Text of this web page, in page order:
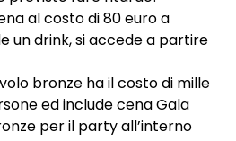
al costo di 80 euro a
un drink, si accede a partire
bronze ha il costo di mille
ed include cena Gala
per il party all’interno